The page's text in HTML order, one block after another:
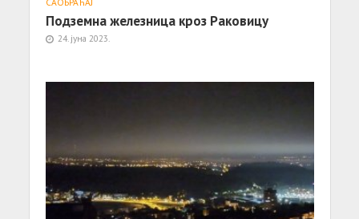
Подземна железница кроз Раковицу
24. јуна 2023.